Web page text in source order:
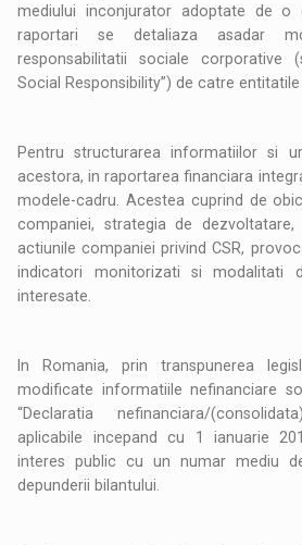
mediului inconjurator adoptate de o
raportari se detaliaza asadar
responsabilitatii sociale corporative
Social Responsibility”) de catre entitatile
Pentru structurarea informatiilor si
acestora, in raportarea financiara
modele-cadru. Acestea cuprind de
companiei, strategia de
actiunile companiei privind CSR,
indicatori monitorizati si modalitati
interesate.
In Romania, prin transpunerea
modificate informatiile nefinanciare
“Declaratia nefinanciara/
aplicabile incepand cu 1 ianuarie
interes public cu un numar mediu
depunderii bilantului.